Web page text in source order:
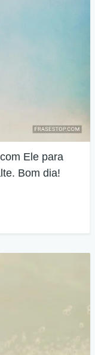
Ele para
Bom dia!